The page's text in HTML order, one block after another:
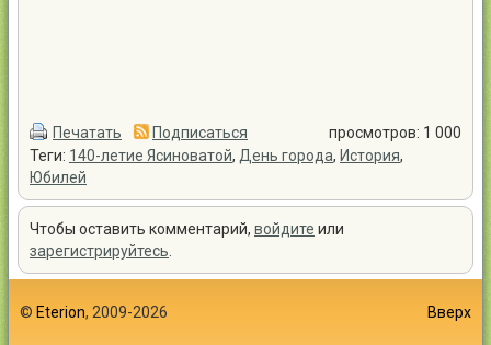
Печатать Подписаться
просмотров: 1 000
Теги: 140-летие Ясиноватой, День города, История,
Юбилей
Чтобы оставить комментарий, войдите или
зарегистрируйтесь.
© Eterion, 2009-2026 Вверх